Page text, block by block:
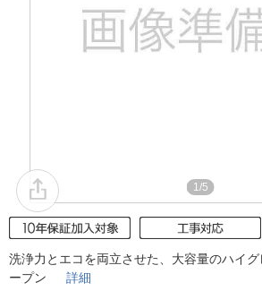
1/5
洗浄力とエコを両立させた、大容量のハイ
ープン 詳細